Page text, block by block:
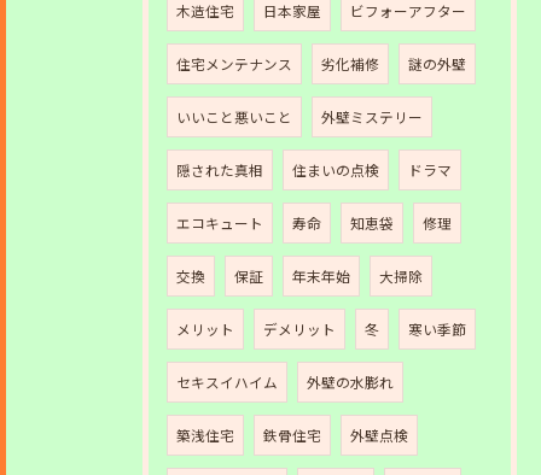
木造住宅 日本家屋 ビフォーアフター
住宅メンテナンス 劣化補修 謎の外壁
いいこと悪いこと 外壁ミステリー
隠された真相 住まいの点検 ドラマ
エコキュート 寿命 知恵袋 修理
交換 保証 年末年始 大掃除
メリット デメリット 冬 寒い季節
セキスイハイム 外壁の水膨れ
築浅住宅 鉄骨住宅 外壁点検